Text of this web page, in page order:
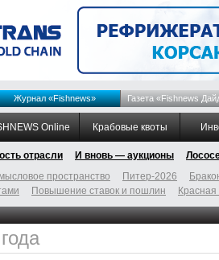
Журнал «Fishnews» Газета «Fishnews
Online Крабовые квоты
отрасли И вновь — аукционы
пространство Питер-2026
Повышение ставок и пошлин